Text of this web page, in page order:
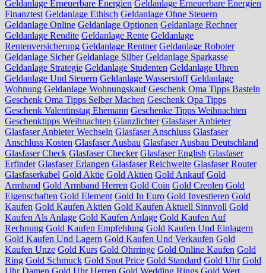
Geldanlage Erneuerbare Energien Geldanlage Erneuerbare Energien
Finanztest Geldanlage Ethisch Geldanlage Ohne Steuern
Geldanlage Online Geldanlage Optionen Geldanlage Rechner
Geldanlage Rendite Geldanlage Rente Geldanlage
Rentenversicherung Geldanlage Rentner Geldanlage Roboter
Geldanlage Sicher Geldanlage Silber Geldanlage Sparkasse
Geldanlage Strategie Geldanlage Studenten Geldanlage Uhren
Geldanlage Und Steuern Geldanlage Wasserstoff Geldanlage
Wohnung Geldanlage Wohnungskauf Geschenk Oma Tipps Basteln
Geschenk Oma Tipps Selber Machen Geschenk Opa Tipps
Geschenk Valentinstag Ehemann Geschenke Tipps Weihnachten
Geschenktipps Weihnachten Glanzlichter Glasfaser Anbieter
Glasfaser Anbieter Wechseln Glasfaser Anschluss Glasfaser
Anschluss Kosten Glasfaser Ausbau Glasfaser Ausbau Deutschland
Glasfaser Check Glasfaser Checker Glasfaser English Glasfaser
Erfinder Glasfaser Erlangen Glasfaser Reichweite Glasfaser Router
Glasfaserkabel Gold Aktie Gold Aktien Gold Ankauf Gold
Armband Gold Armband Herren Gold Coin Gold Creolen Gold
Eigenschaften Gold Element Gold In Euro Gold Investieren Gold
Kaufen Gold Kaufen Aktien Gold Kaufen Aktuell Sinnvoll Gold
Kaufen Als Anlage Gold Kaufen Anlage Gold Kaufen Auf
Rechnung Gold Kaufen Empfehlung Gold Kaufen Und Einlagern
Gold Kaufen Und Lagern Gold Kaufen Und Verkaufen Gold
Kaufen Unze Gold Kurs Gold Ohrringe Gold Online Kaufen Gold
Ring Gold Schmuck Gold Spot Price Gold Standard Gold Uhr Gold
Uhr Damen Gold Uhr Herren Gold Wedding Rings Gold Wert